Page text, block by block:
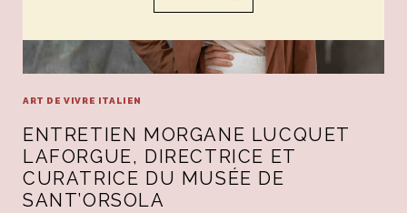
ART DE VIVRE ITALIEN
ENTRETIEN MORGANE LUCQUET
LAFORGUE, DIRECTRICE ET
CURATRICE DU MUSÉE DE
SANT’ORSOLA